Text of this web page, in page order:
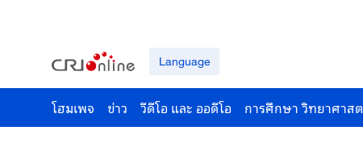
Language
โฮมเพจ ข่าว วีดีโอ และ ออดีโอ การศึกษา วิทยาศาส